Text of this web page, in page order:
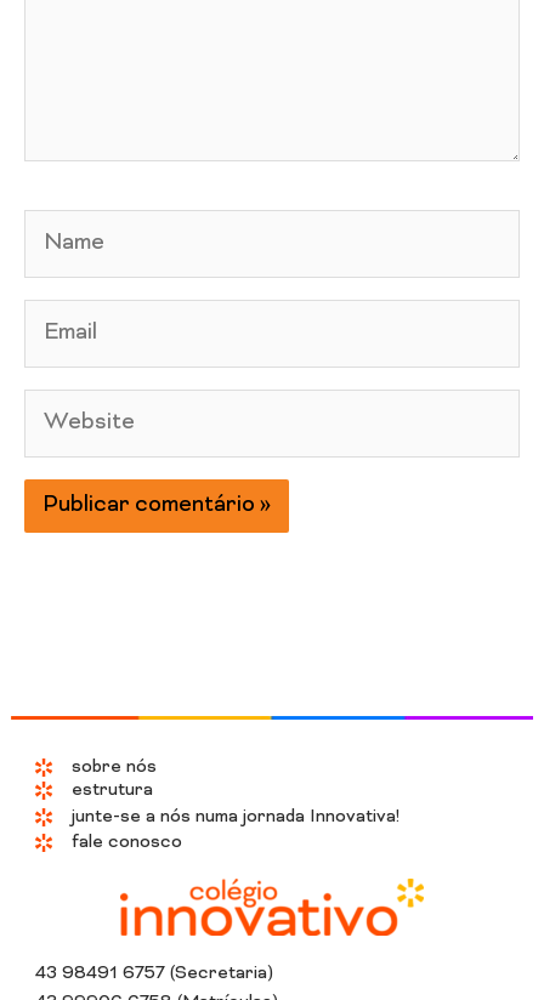
sobre nós
estrutura
junte-se a nós numa jornada Innovativa!
fale conosco
43 98491 6757 (Secretaria)